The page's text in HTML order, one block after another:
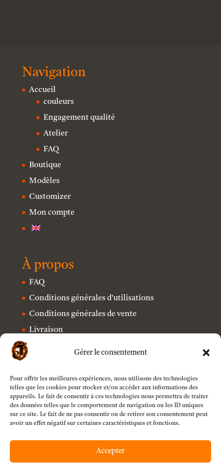
Gérer le consentement
Pour offrir les meilleures expériences, nous utilisons des technologies
telles que les cookies pour stocker et/ou accéder aux informations des
appareils. Le fait de consentir à ces technologies nous permettra de traiter
des données telles que le comportement de navigation ou les ID uniques
sur ce site. Le fait de ne pas consentir ou de retirer son consentement peut
avoir un effet négatif sur certaines caractéristiques et fonctions.
Accepter
Navigation
Accueil
couleurs
Engagement qualité
Atelier
FAQ
Boutique
Modèles
Customizer
Mon compte
À propos
FAQ
Conditions générales d’utilisations
Conditions générales de vente
Livraison
Politique de confidentialité